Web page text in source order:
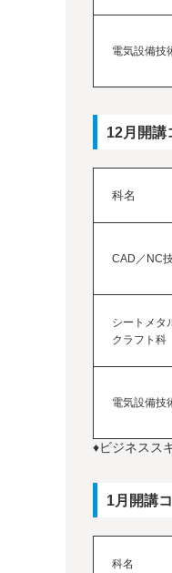
電気設備技
12月開講
科名
CAD／NC
シートメタ
クラフト科
電気設備技
♦ビジネスス
1月開講
科名